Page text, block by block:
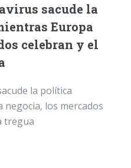
sacude la
Europa
celebran y el
la política
los mercados
tregua